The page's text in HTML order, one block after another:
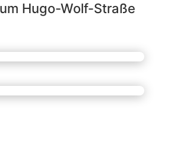
Hugo-Wolf-Straße